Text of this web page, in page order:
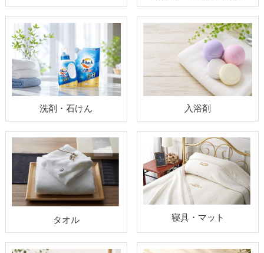
洗剤・石けん 入浴剤
タオル 寝具・マット